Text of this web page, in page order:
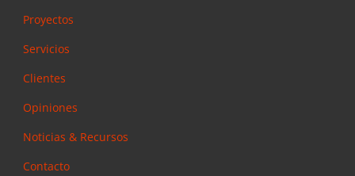
Proyectos
Servicios
Clientes
Opiniones
Noticias & Recursos
Contacto